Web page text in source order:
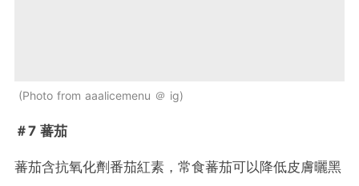
Photo from aaalicemenu ＠ ig
＃7 蕃茄
蕃茄含抗氧化劑番茄紅素，常食蕃茄可以降低皮膚曬黑